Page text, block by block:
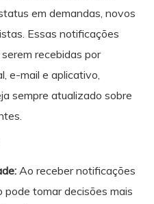
em demandas, novos
Essas notificações
recebidas por
e-mail e aplicativo,
sempre atualizado sobre
Ao receber notificações
pode tomar decisões mais